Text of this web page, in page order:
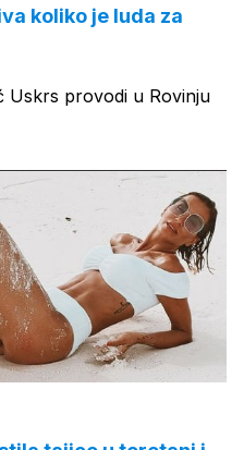
koliko je luda za
Uskrs provodi u Rovinju